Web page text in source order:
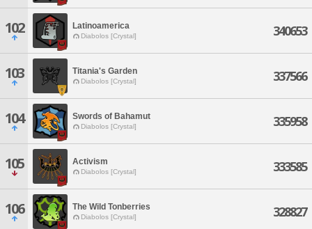
102 Latinoamerica
Diabolos [Crystal] 340653
103 Titania's Garden
Diabolos [Crystal] 337566
104 Swords of Bahamut
Diabolos [Crystal] 335958
105 Activism
Diabolos [Crystal] 333585
106 The Wild Tonberries
Diabolos [Crystal] 328827